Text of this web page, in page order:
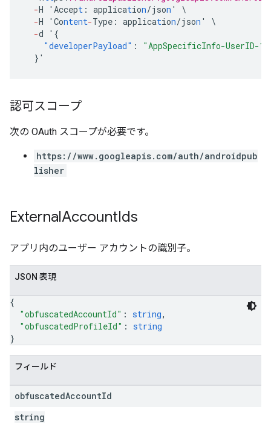
-H 'Accept : application/json '
\
-H 'Content-Type : application/json '
\
-d ' {
"developerPayload" :
"AppSpecificInfo-UserID-
} '
認可スコープ
次の OAuth スコープが必要です。
https://www.googleapis.com/auth/androidpub
lisher
ExternalAccountIds
アプリ内のユーザー アカウントの識別子。
JSON 表現
{
"obfuscatedAccountId" : string,
"obfuscatedProfileId" : string
}
フィールド
obfuscatedAccountId
string